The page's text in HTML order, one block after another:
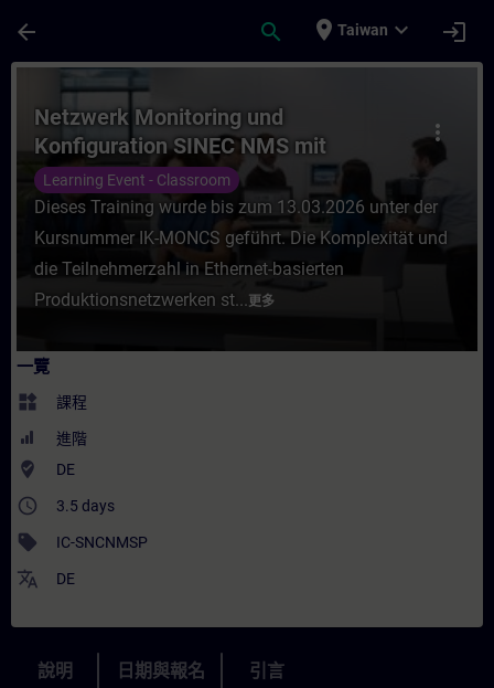
arrow_back search place Taiwan expand_more login
課程 - Netzwerk Monitoring und
more_vert
Netzwerk Monitoring und
Konfiguration SINEC NMS mit
SCALANCE (Präsenz-Training)
Learning Event - Classroom
Dieses Training wurde bis zum 13.03.2026 unter der
Kursnummer IK-MONCS geführt. Die Komplexität und
die Teilnehmerzahl in Ethernet-basierten
Produktionsnetzwerken st...更多
一覽
widgets 課程
進階
where_to_vote DE
access_time 3.5 days
sell IC-SNCNMSP
translate DE
說明 日期與報名 引言